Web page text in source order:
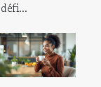
défi...